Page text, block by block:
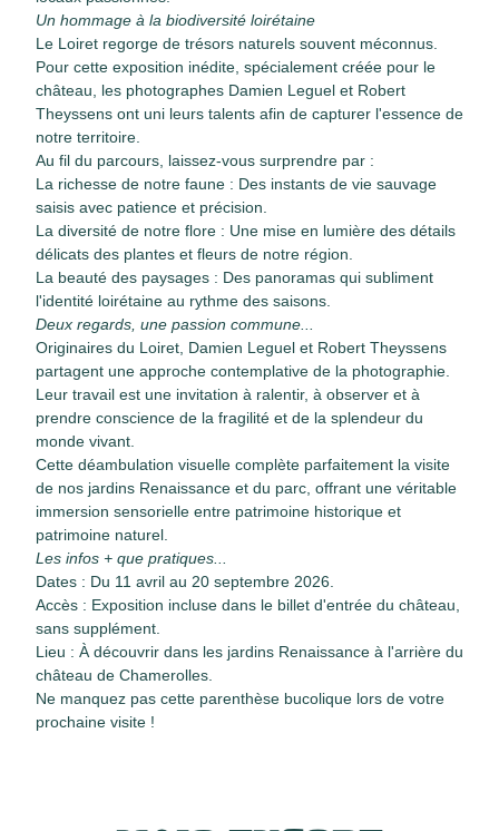
Un hommage à la biodiversité loirétaine
Le Loiret regorge de trésors naturels souvent méconnus.
Pour cette exposition inédite, spécialement créée pour le
château, les photographes Damien Leguel et Robert
Theyssens ont uni leurs talents afin de capturer l'essence de
notre territoire.
Au fil du parcours, laissez-vous surprendre par :
La richesse de notre faune : Des instants de vie sauvage
saisis avec patience et précision.
La diversité de notre flore : Une mise en lumière des détails
délicats des plantes et fleurs de notre région.
La beauté des paysages : Des panoramas qui subliment
l'identité loirétaine au rythme des saisons.
Deux regards, une passion commune...
Originaires du Loiret, Damien Leguel et Robert Theyssens
partagent une approche contemplative de la photographie.
Leur travail est une invitation à ralentir, à observer et à
prendre conscience de la fragilité et de la splendeur du
monde vivant.
Cette déambulation visuelle complète parfaitement la visite
de nos jardins Renaissance et du parc, offrant une véritable
immersion sensorielle entre patrimoine historique et
patrimoine naturel.
Les infos + que pratiques...
Dates : Du 11 avril au 20 septembre 2026.
Accès : Exposition incluse dans le billet d'entrée du château,
sans supplément.
Lieu : À découvrir dans les jardins Renaissance à l'arrière du
château de Chamerolles.
Ne manquez pas cette parenthèse bucolique lors de votre
prochaine visite !